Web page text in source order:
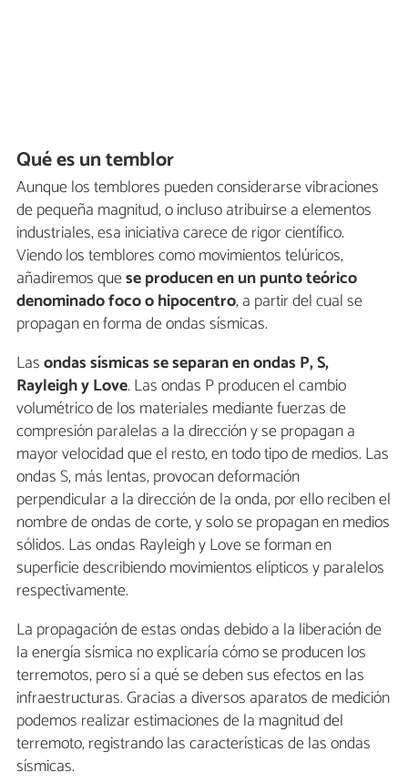
Qué es un temblor
Aunque los temblores pueden considerarse vibraciones
de pequeña magnitud, o incluso atribuirse a elementos
industriales, esa iniciativa carece de rigor científico.
Viendo los temblores como movimientos telúricos,
añadiremos quese producen en un punto teórico
denominado foco o hipocentro, a partir del cual se
propagan en forma de ondas sísmicas.
Lasondas sísmicas se separan en ondas P, S,
Rayleigh y Love. Las ondas P producen el cambio
volumétrico de los materiales mediante fuerzas de
compresión paralelas a la dirección y se propagan a
mayor velocidad que el resto, en todo tipo de medios. Las
ondas S, más lentas, provocan deformación
perpendicular a la dirección de la onda, por ello reciben el
nombre de ondas de corte, y solo se propagan en medios
sólidos. Las ondas Rayleigh y Love se forman en
superficie describiendo movimientos elípticos y paralelos
respectivamente.
La propagación de estas ondas debido a la liberación de
la energía sísmica no explicaría cómo se producen los
terremotos, pero sí a qué se deben sus efectos en las
infraestructuras. Gracias a diversos aparatos de medición
podemos realizar estimaciones de la magnitud del
terremoto, registrando las características de las ondas
sísmicas.